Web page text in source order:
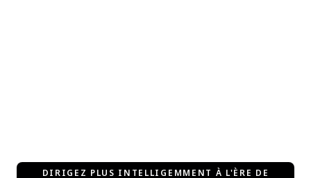
DIRIGEZ PLUS INTELLIGEMMENT À L'ÈRE DE